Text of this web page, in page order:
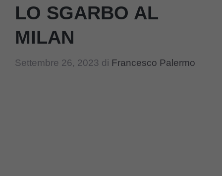
LO SGARBO AL
MILAN
Settembre 26, 2023 di Francesco Palermo